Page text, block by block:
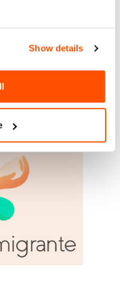
Show details
artes visuales,
esta frontera.
Twitter: